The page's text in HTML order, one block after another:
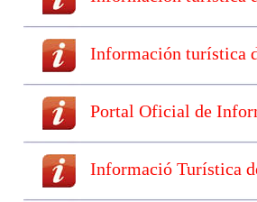
Información turística
Portal Oficial de
Informació Turística